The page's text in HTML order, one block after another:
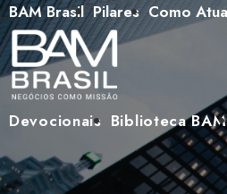
BAM Brasil Pilares Como
Devocionais Biblioteca BAM